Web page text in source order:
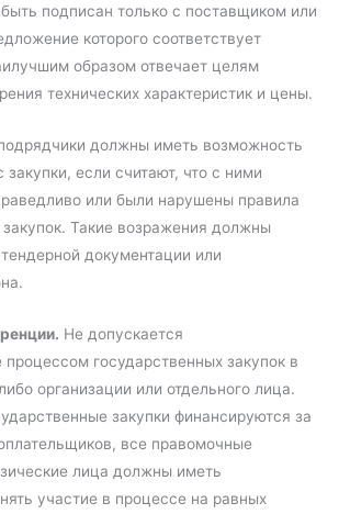
подписан только с поставщиком или
которого соответствует
образом отвечает целям
технических характеристик и цены.
должны иметь возможность
закупки, если считают, что с ними
или были нарушены правила
закупок. Такие возражения должны
документации или
Не допускается
государственных закупок в
организации или отдельного лица.
закупки финансируются за
все правомочные
лица должны иметь
участие в процессе на равных